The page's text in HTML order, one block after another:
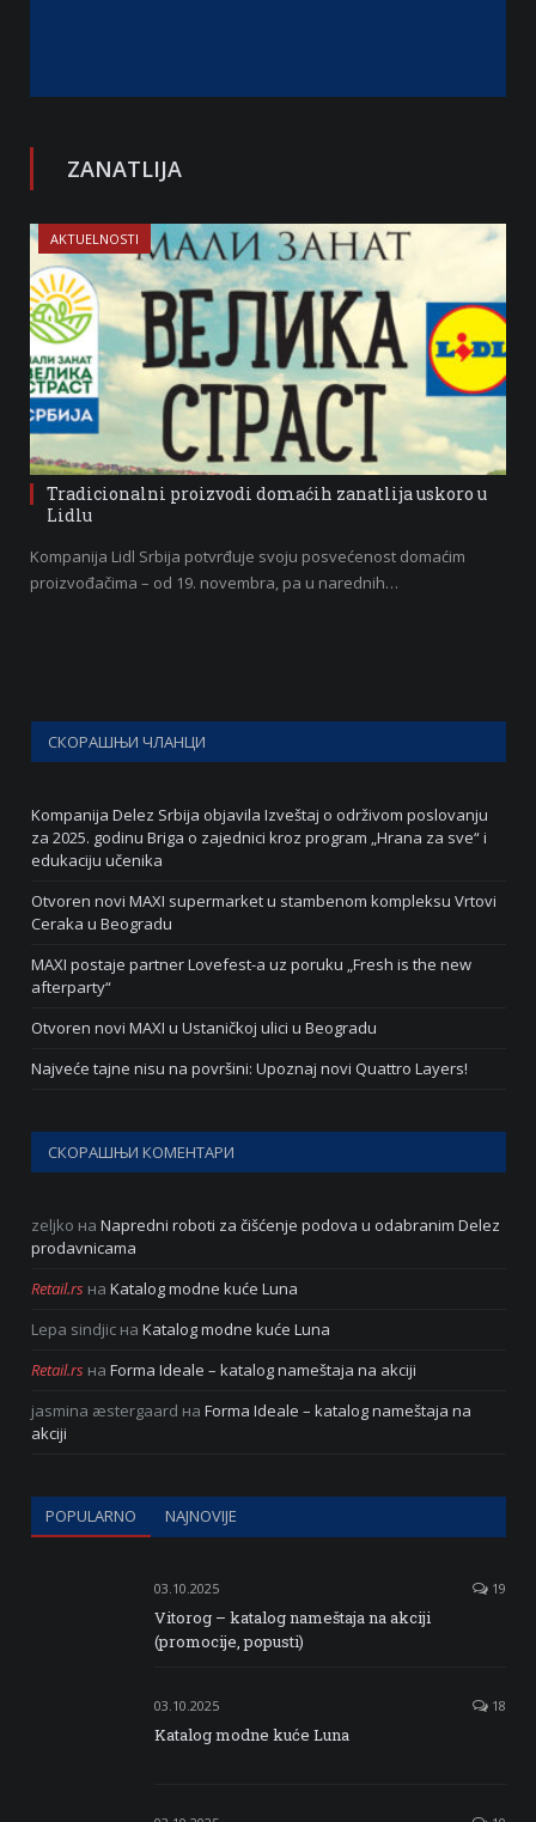
ZANATLIJA
AKTUELNOSTI
Tradicionalni proizvodi domaćih zanatlija uskoro u
Lidlu
Kompanija Lidl Srbija potvrđuje svoju posvećenost domaćim
proizvođačima – od 19. novembra, pa u narednih…
СКОРАШЊИ ЧЛАНЦИ
Kompanija Delez Srbija objavila Izveštaj o održivom poslovanju
za 2025. godinu Briga o zajednici kroz program „Hrana za sve“ i
edukaciju učenika
Otvoren novi MAXI supermarket u stambenom kompleksu Vrtovi
Ceraka u Beogradu
MAXI postaje partner Lovefest-a uz poruku „Fresh is the new
afterparty“
Otvoren novi MAXI u Ustaničkoj ulici u Beogradu
Najveće tajne nisu na površini: Upoznaj novi Quattro Layers!
СКОРАШЊИ КОМЕНТАРИ
zeljko на Napredni roboti za čišćenje podova u odabranim Delez
prodavnicama
Retail.rs на Katalog modne kuće Luna
Lepa sindjic на Katalog modne kuće Luna
Retail.rs на Forma Ideale – katalog nameštaja na akciji
jasmina æstergaard на Forma Ideale – katalog nameštaja na
akciji
POPULARNO NAJNOVIJE
03.10.2025 19
Vitorog – katalog nameštaja na akciji
(promocije, popusti)
03.10.2025 18
Katalog modne kuće Luna